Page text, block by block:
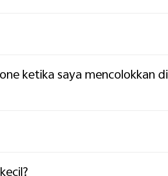
ketika saya mencolokkan di